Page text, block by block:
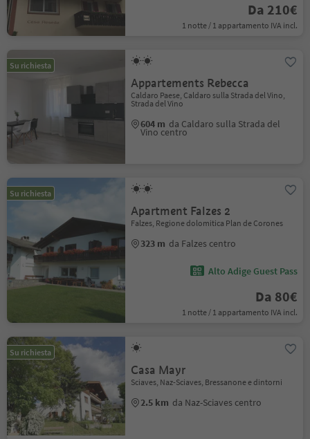
Da 210€
1 notte / 1 appartamento IVA incl.
Su richiesta
Appartements Rebecca
Caldaro Paese, Caldaro sulla Strada del Vino,
Strada del Vino
604 m da Caldaro sulla Strada del
Vino centro
Su richiesta
Apartment Falzes 2
Falzes, Regione dolomitica Plan de Corones
323 m da Falzes centro
Alto Adige Guest Pass
Da 80€
1 notte / 1 appartamento IVA incl.
Su richiesta
Casa Mayr
Sciaves, Naz-Sciaves, Bressanone e dintorni
2.5 km da Naz-Sciaves centro